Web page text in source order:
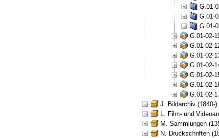
G.01-
G.01-
G.01-
G.01-02-
G.01-02-
G.01-02-
G.01-02-
G.01-02-
G.01-02-
G.01-02-
J. Bildarchiv (1840-)
L. Film- und
M. Sammlungen
N. Druckschriften